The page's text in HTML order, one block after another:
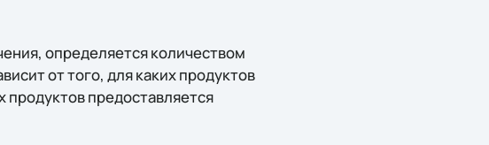
определяется количеством
от того, для каких продуктов
предоставляется